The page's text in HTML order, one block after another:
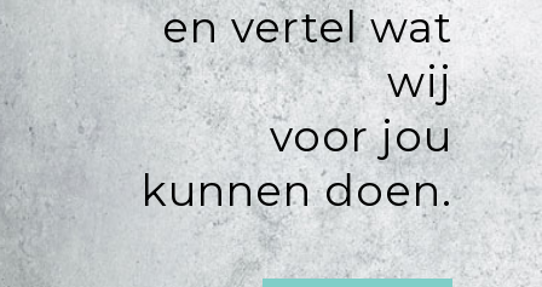
en vertel wat
wij
voor jou
kunnen doen.